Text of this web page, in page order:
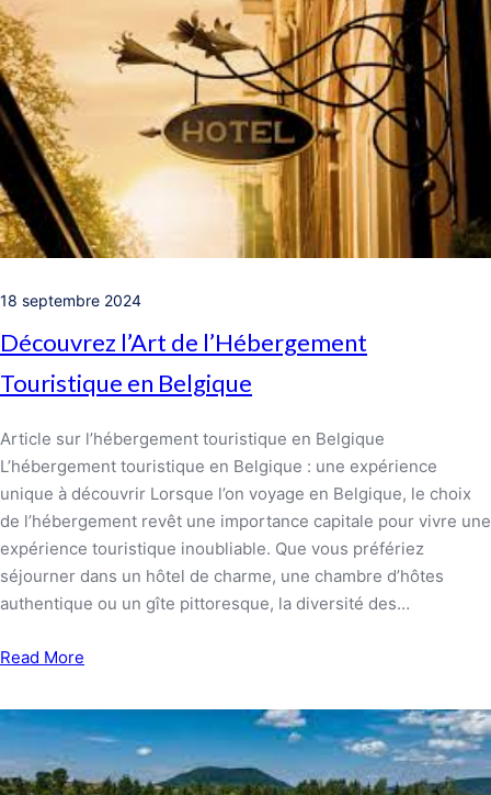
18 septembre 2024
Découvrez l’Art de l’Hébergement
Touristique en Belgique
Article sur l’hébergement touristique en Belgique
L’hébergement touristique en Belgique : une expérience
unique à découvrir Lorsque l’on voyage en Belgique, le choix
de l’hébergement revêt une importance capitale pour vivre une
expérience touristique inoubliable. Que vous préfériez
séjourner dans un hôtel de charme, une chambre d’hôtes
authentique ou un gîte pittoresque, la diversité des…
Read More